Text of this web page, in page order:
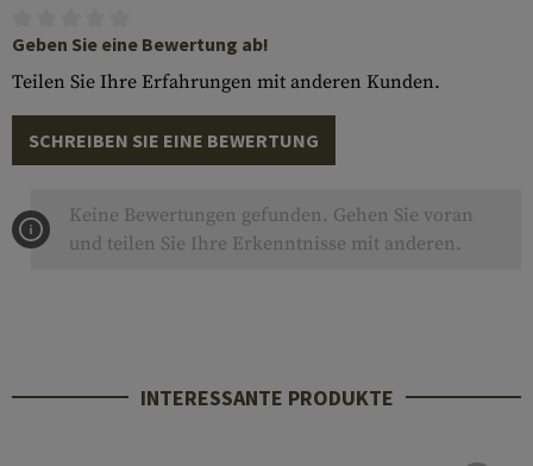
Geben Sie eine Bewertung ab!
Teilen Sie Ihre Erfahrungen mit anderen Kunden.
SCHREIBEN SIE EINE BEWERTUNG
Keine Bewertungen gefunden. Gehen Sie voran
und teilen Sie Ihre Erkenntnisse mit anderen.
INTERESSANTE PRODUKTE